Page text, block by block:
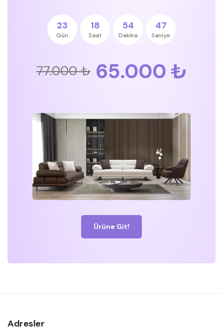
23
Gün
18
Saat
54
Dakika
46
Saniye
77.000 ₺ 65.000 ₺
Ürüne Git!
Adresler